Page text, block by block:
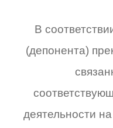
В
(депонента)
деятельности